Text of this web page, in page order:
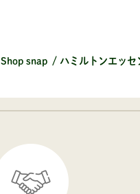
Shop snap ハミルトンエッセ